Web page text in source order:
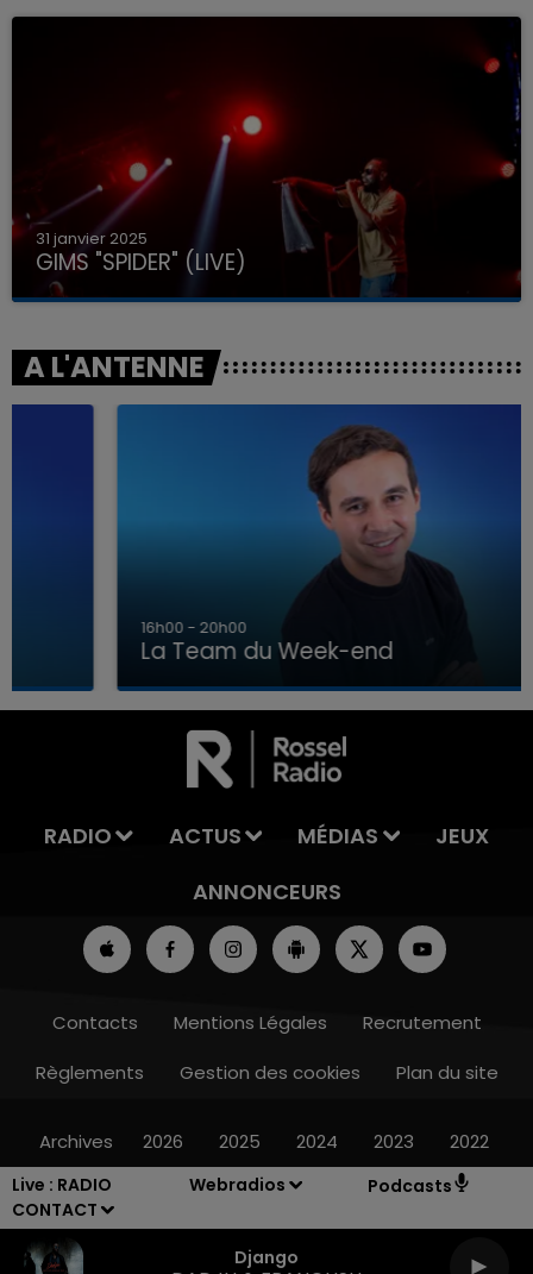
Live : RADIO
CONTACT
Webradios Podcasts
Django
LA TEAM DU
31 janvier 2025
GIMS "SPIDER" (LIVE)
A L'ANTENNE
La Team du Week-end
RADIO ACTUS MÉDIAS
JEUX
ANNONCEURS
Contacts Mentions Légales
Recrutement
Règlements
Gestion des cookies Plan du site
Archives 2026 2025 2024 2023 2022